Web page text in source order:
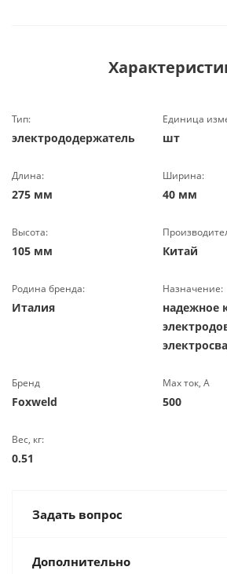
Тип:
электрододержатель
Единица
шт
Длина:
275 мм
Ширина:
40 мм
Высота:
105 мм Китай
Родина бренда:
Италия
Назначение:
надежное
Бренд
Foxweld
Max ток, А
500
Вес, кг:
0.51
Задать вопрос
Дополнительно